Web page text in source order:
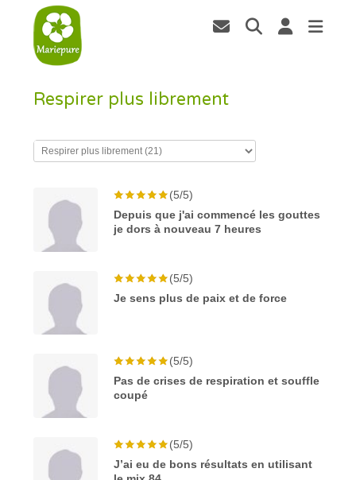
Respirer plus librement
(5/5)
Depuis que j'ai commencé les gouttes
je dors à nouveau 7 heures
(5/5)
Je sens plus de paix et de force
(5/5)
Pas de crises de respiration et souffle
coupé
(5/5)
J’ai eu de bons résultats en utilisant